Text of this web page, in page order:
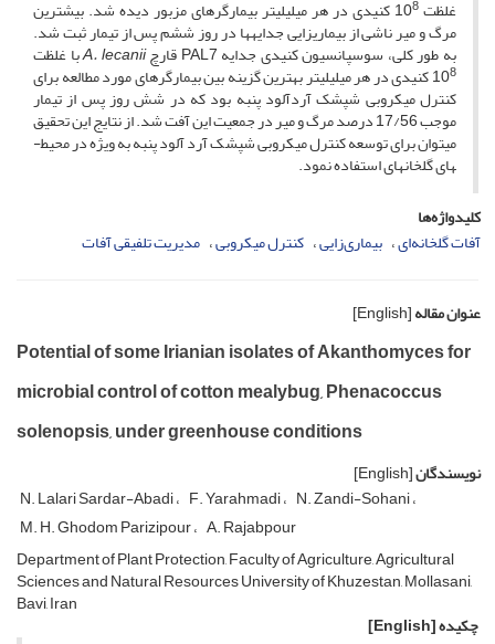
غلظت 10 8 کنیدی در هر میلی­لیتر بیمارگرهای مزبور دیده شد. بیشترین
مرگ و میر ناشی از بیماری­زایی جدایه­ها در روز ششم پس از تیمار ثبت شد.
به طور کلی، سوسپانسیون کنیدی جدایه PAL7 قارچ A. lecaniiبا غلظت
108 کنیدی در هر میلی­لیتر بهترین گزینه بین بیمارگرهای مورد مطالعه برای
کنترل میکروبی شپشک آردآلود پنبه بود که در شش روز پس از تیمار
موجب 17/56 درصد مرگ و میر در جمعیت این آفت شد. از نتایج این تحقیق
می­توان برای توسعه کنترل میکروبی شپشک آرد آلود پنبه به ویژه در محیط­
های گلخانه­ای استفاده نمود.
کلیدواژه‌ها
آفات گلخانه‌ای بیماری‌زایی کنترل میکروبی مدیریت تلفیقی آفات
عنوان مقاله[English]
Potential of some Irianian isolates of Akanthomyces for
microbial control of cotton mealybug, Phenacoccus
solenopsis, under greenhouse conditions
نویسندگان[English]
N. Lalari Sardar-Abadi F. Yarahmadi N. Zandi-Sohani
M. H. Ghodom Parizipour A. Rajabpour
Department of Plant Protection, Faculty of Agriculture, Agricultural
Sciences and Natural Resources University of Khuzestan, Mollasani,
Bavi, Iran
چکیده[English]